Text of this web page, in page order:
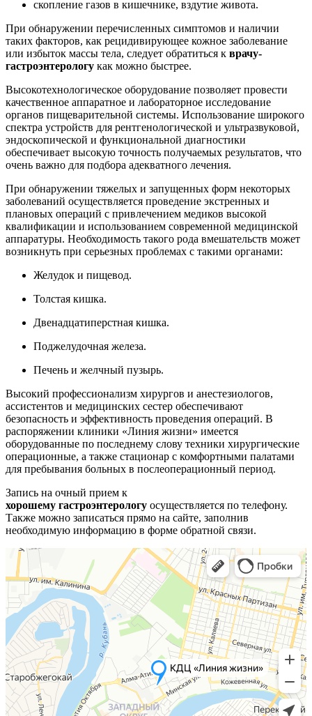
скопление газов в кишечнике, вздутие живота.
При обнаружении перечисленных симптомов и наличии
таких факторов, как рецидивирующее кожное заболевание
или избыток массы тела, следует обратиться к врачу-
гастроэнтерологу как можно быстрее.
Высокотехнологическое оборудование позволяет провести
качественное аппаратное и лабораторное исследование
органов пищеварительной системы. Использование широкого
спектра устройств для рентгенологической и ультразвуковой,
эндоскопической и функциональной диагностики
обеспечивает высокую точность получаемых результатов, что
очень важно для подбора адекватного лечения.
При обнаружении тяжелых и запущенных форм некоторых
заболеваний осуществляется проведение экстренных и
плановых операций с привлечением медиков высокой
квалификации и использованием современной медицинской
аппаратуры. Необходимость такого рода вмешательств может
возникнуть при серьезных проблемах с такими органами:
Желудок и пищевод.
Толстая кишка.
Двенадцатиперстная кишка.
Поджелудочная железа.
Печень и желчный пузырь.
Высокий профессионализм хирургов и анестезиологов,
ассистентов и медицинских сестер обеспечивают
безопасность и эффективность проведения операций. В
распоряжении клиники «Линия жизни» имеется
оборудованные по последнему слову техники хирургические
операционные, а также стационар с комфортными палатами
для пребывания больных в послеоперационный период.
Запись на очный прием к
хорошему гастроэнтерологу осуществляется по телефону.
Также можно записаться прямо на сайте, заполнив
необходимую информацию в форме обратной связи.